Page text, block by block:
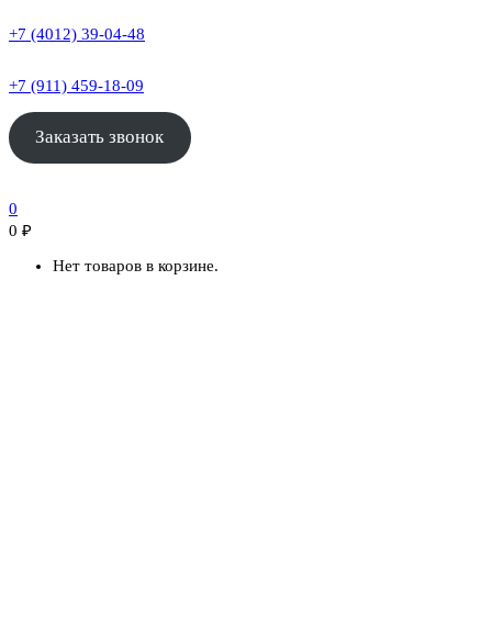
+7 (4012) 39-04-48
+7 (911) 459-18-09
Заказать звонок
0
0 ₽
Нет товаров в корзине.